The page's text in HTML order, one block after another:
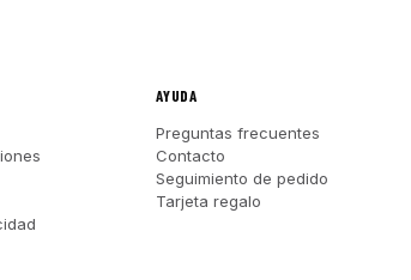
AYUDA
Preguntas frecuentes
Contacto
Seguimiento de pedido
Tarjeta regalo